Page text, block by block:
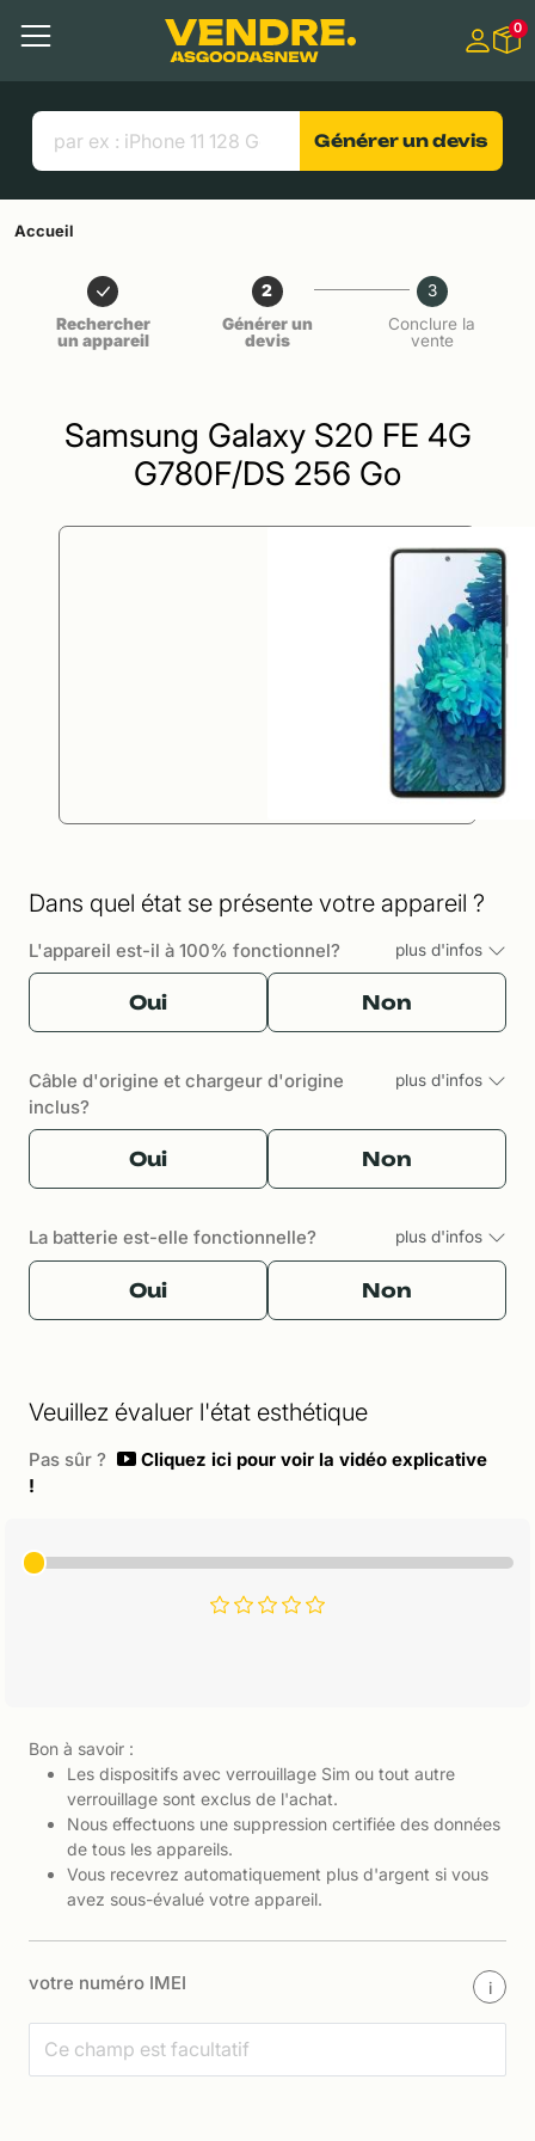
Contenu principal
Menu
Liens utiles
0
Générer un devis
Accueil
Rechercher
un appareil
2
Générer un
devis
3
Conclure la
vente
Samsung Galaxy S20 FE 4G
G780F/DS 256 Go
Dans quel état se présente votre appareil ?
L'appareil est-il à 100% fonctionnel? plus d'infos
Oui Non
Câble d'origine et chargeur d'origine
inclus?
plus d'infos
Oui Non
La batterie est-elle fonctionnelle? plus d'infos
Oui Non
Veuillez évaluer l'état esthétique
Pas sûr ?
Cliquez ici pour voir la vidéo explicative
!
Bon à savoir :
Les dispositifs avec verrouillage Sim ou tout autre
verrouillage sont exclus de l'achat.
Nous effectuons une suppression certifiée des données
de tous les appareils.
Vous recevrez automatiquement plus d'argent si vous
avez sous-évalué votre appareil.
votre numéro IMEI i